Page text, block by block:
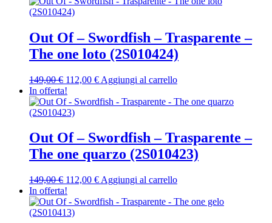
era:
Out Of – Swordfish – Trasparente –
The one loto (2S010424)
149,00€ Il
prezzo
originale
era:
112,00 €Il
attuale
Aggiungi al carrello
In offerta!
Out Of – Swordfish – Trasparente –
The one quarzo (2S010423)
149,00€ Il
prezzo
originale
era:
112,00 €Il
attuale
Aggiungi al carrello
In offerta!